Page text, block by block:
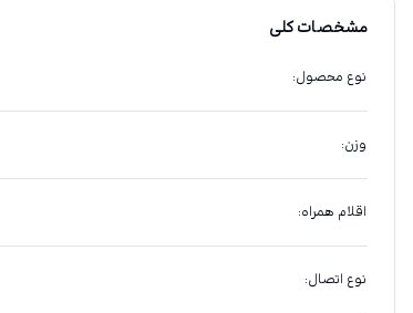
مشخصات کلی
نوع محصول:
وزن:
اقلام همراه:
نوع اتصال: